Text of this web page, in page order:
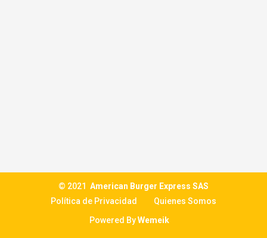
© 2021 American Burger Express SAS
Política de Privacidad
Quienes Somos
Powered By Wemeik